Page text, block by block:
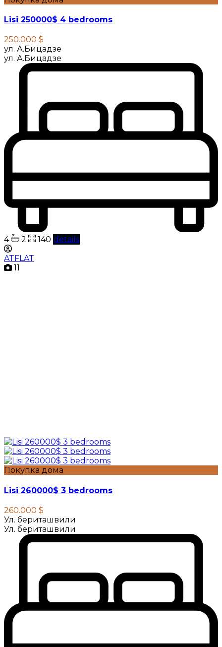
Lisi 250000$ 4 bedrooms
250.000 $
ул. А.Бицадзе
ул. А.Бицадзе
4 2 140 details
ATFLAT
11
Покупка дома
Lisi 260000$ 3 bedrooms
260.000 $
Ул. бериташвили
Ул. бериташвили